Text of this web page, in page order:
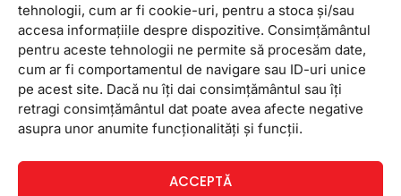
tehnologii, cum ar fi cookie-uri, pentru a stoca și/sau
accesa informațiile despre dispozitive. Consimțământul
pentru aceste tehnologii ne permite să procesăm date,
cum ar fi comportamentul de navigare sau ID-uri unice
pe acest site. Dacă nu îți dai consimțământul sau îți
retragi consimțământul dat poate avea afecte negative
asupra unor anumite funcționalități și funcții.
ACCEPTĂ